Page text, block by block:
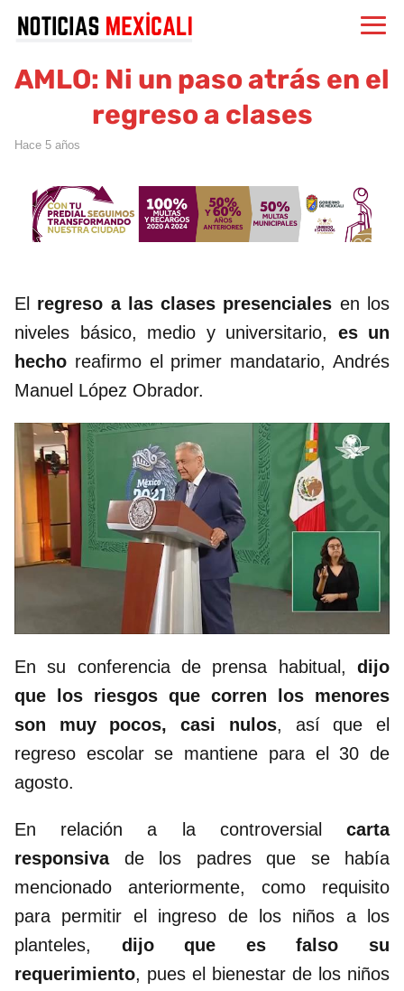
AMLO: Ni un paso atrás en el
regreso a clases
hace 5 años
El regreso a las clases presenciales en los
niveles básico, medio y universitario, es un
hecho reafirmo el primer mandatario, Andrés
Manuel López Obrador.
En su conferencia de prensa habitual, dijo
que los riesgos que corren los menores
son muy pocos, casi nulos, así que el
regreso escolar se mantiene para el 30 de
agosto.
En relación a la controversial carta
responsivade los padres que se había
mencionado anteriormente, como requisito
para permitir el ingreso de los niños a los
planteles, dijo que es falso su
requerimiento, pues el bienestar de los niños